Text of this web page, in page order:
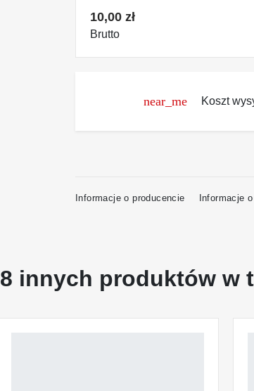
10,00 zł
Brutto
near_me Koszt
Informacje o producencie Informacje
8 innych produktów w